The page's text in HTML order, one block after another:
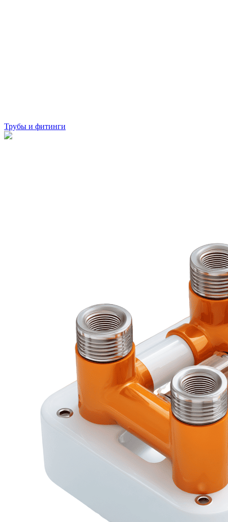
Трубы и фитинги